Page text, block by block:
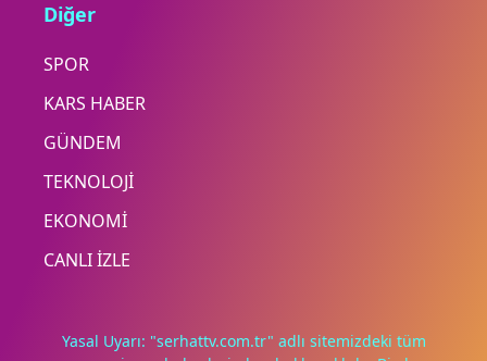
Diğer
SPOR
KARS HABER
GÜNDEM
TEKNOLOJİ
EKONOMİ
CANLI İZLE
Yasal Uyarı: "serhattv.com.tr" adlı sitemizdeki tüm